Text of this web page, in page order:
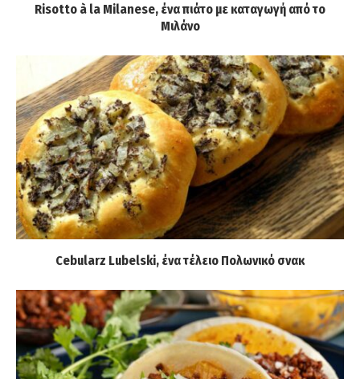
Risotto à la Milanese, ένα πιάτο με καταγωγή από το
Μιλάνο
Cebularz Lubelski, ένα τέλειο Πολωνικό σνακ